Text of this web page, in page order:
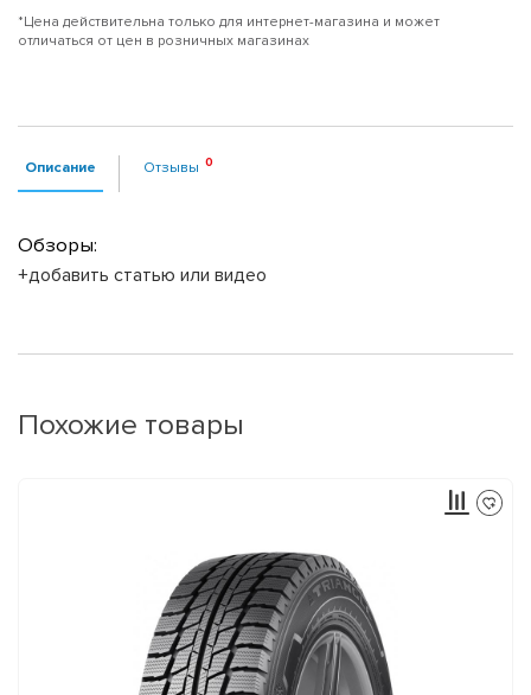
*Цена действительна только для интернет-магазина и может
отличаться от цен в розничных магазинах
Описание Отзывы
Обзоры:
+добавить статью или видео
Похожие товары